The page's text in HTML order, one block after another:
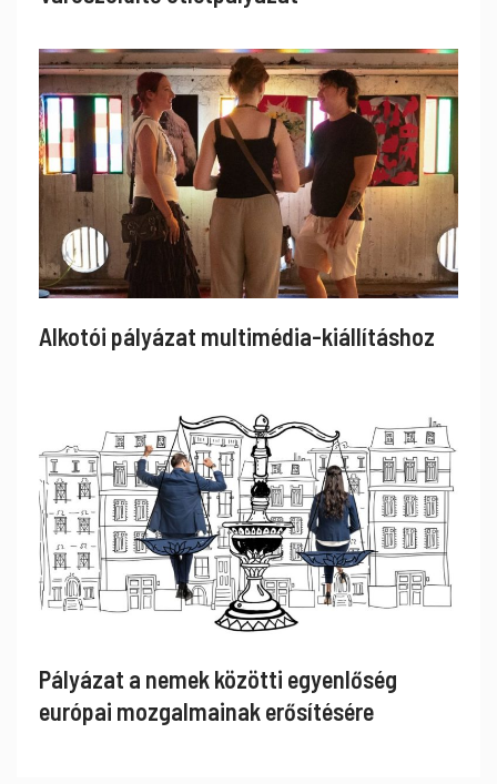
Alkotói pályázat multimédia-kiállításhoz
Pályázat a nemek közötti egyenlőség
európai mozgalmainak erősítésére